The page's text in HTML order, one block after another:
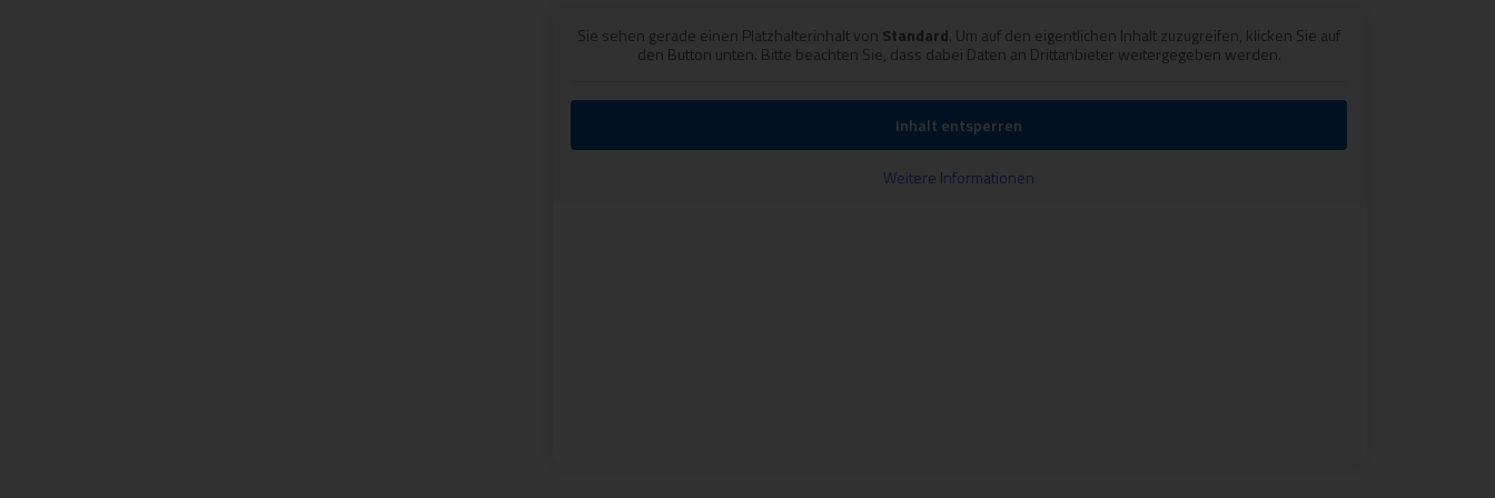
Sie sehen gera­de einen Platz­hal­ter­in­halt von Stan­dard. Um auf den eigent­li­chen Inhalt zuzu­grei­fen, kli­cken Sie auf
den But­ton unten. Bit­te beach­ten Sie, dass dabei Daten an Dritt­an­bie­ter wei­ter­ge­ge­ben werden.
Inhalt ent­sper­ren
Wei­te­re Infor­ma­tio­nen